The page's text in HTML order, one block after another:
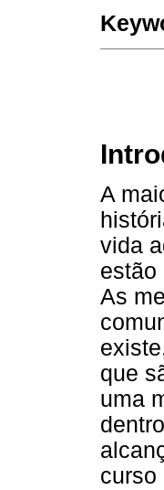
A
vida
estão
As
que
uma
curso